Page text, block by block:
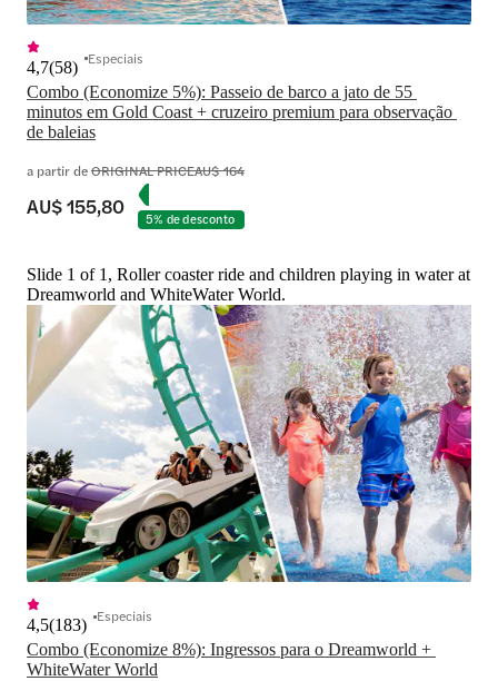
Combo (Economize 5%): Passeio de barco a jato de 55
minutos em Gold Coast + cruzeiro premium para observação
de baleias
4,7(58) Especiais
a partir deORIGINAL PRICEAU$ 164
AU$ 155,80 5% de desconto
Slide 1 of 1, Roller coaster ride and children playing in water at
Dreamworld and WhiteWater World.
Combo (Economize 8%): Ingressos para o Dreamworld +
WhiteWater World
4,5(183) Especiais